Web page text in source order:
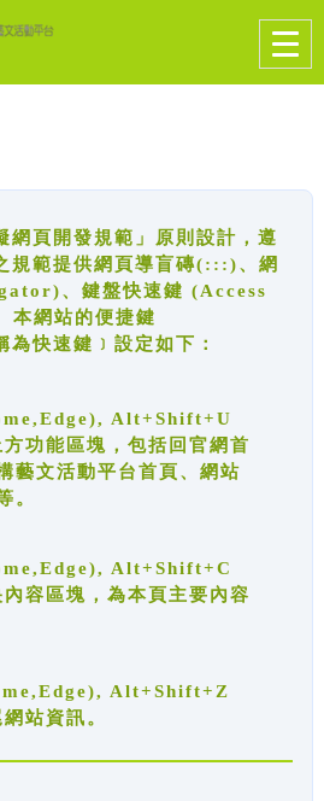
網頁開發規範」原則設計，遵
規範提供網頁導盲磚(:::)、網
、鍵盤快速鍵 (Access
本網站的便捷鍵
為快速鍵﹞設定如下：
Alt+Shift+U
功能區塊，包括回官網首
藝文活動平台首頁、網站
。
Alt+Shift+C
容區塊，為本頁主要內容
Alt+Shift+Z
站資訊。